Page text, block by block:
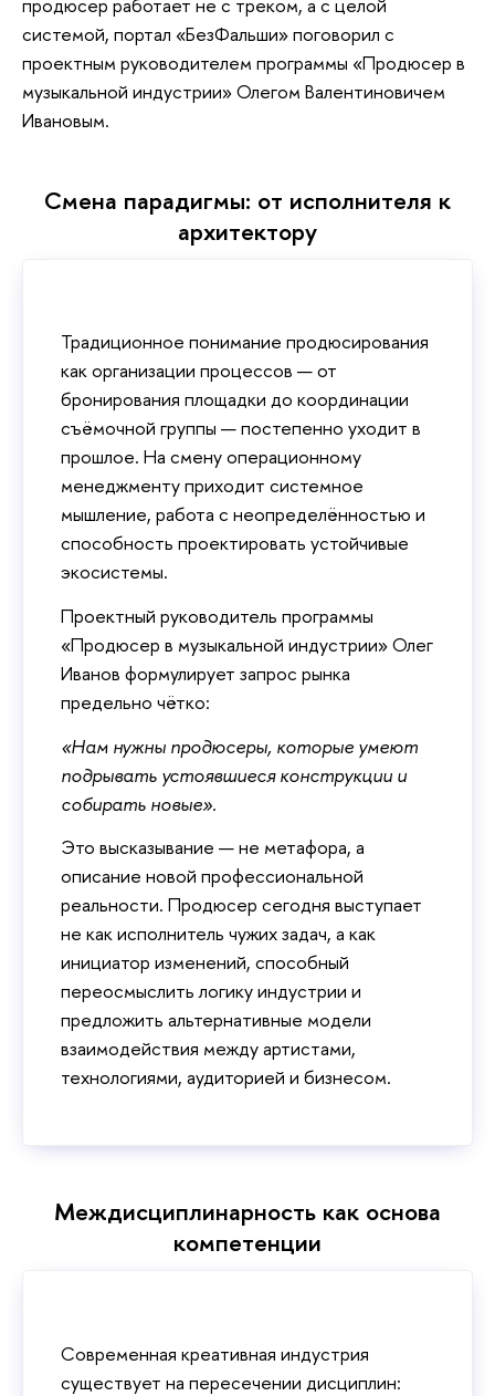
системой, портал «БезФальши» поговорил с
проектным руководителем программы «Продюсер в
музыкальной индустрии» Олегом Валентиновичем
Ивановым.
Смена парадигмы: от исполнителя к
архитектору
Традиционное понимание продюсирования
как организации процессов — от
бронирования площадки до координации
съёмочной группы — постепенно уходит в
прошлое. На смену операционному
менеджменту приходит системное
мышление, работа с неопределённостью и
способность проектировать устойчивые
экосистемы.
Проектный руководитель программы
«Продюсер в музыкальной индустрии» Олег
Иванов формулирует запрос рынка
предельно чётко:
«Нам нужны продюсеры, которые умеют
подрывать устоявшиеся конструкции и
собирать новые».
Это высказывание — не метафора, а
описание новой профессиональной
реальности. Продюсер сегодня выступает
не как исполнитель чужих задач, а как
инициатор изменений, способный
переосмыслить логику индустрии и
предложить альтернативные модели
взаимодействия между артистами,
технологиями, аудиторией и бизнесом.
Междисциплинарность как основа
компетенции
Современная креативная индустрия
существует на пересечении дисциплин: